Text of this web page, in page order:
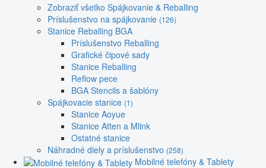
Zobraziť všetko Spájkovanie & Reballing
Príslušenstvo na spájkovanie (126)
Stanice Reballing BGA
Príslušenstvo Reballing
Grafické čipové sady
Stanice Reballing
Reflow pece
BGA Stencils a šablóny
Spájkovacie stanice (1)
Stanice Aoyue
Stanice Atten a Mlink
Ostatné stanice
Náhradné diely a príslušenstvo (258)
Mobilné telefóny & Tablety